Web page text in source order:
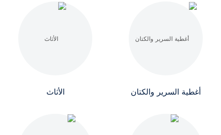
أغطية السرير والكتان الأثاث